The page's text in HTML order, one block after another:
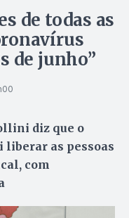
de todas as
de junho”
diz que o
liberar as pessoas
com